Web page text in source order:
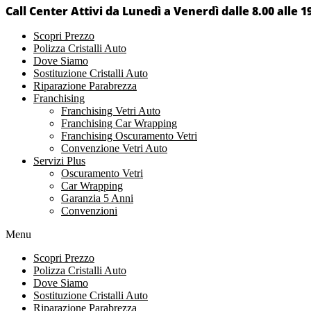
Call Center Attivi da Lunedì a Venerdì dalle 8.00 alle
Scopri Prezzo
Polizza Cristalli Auto
Dove Siamo
Sostituzione Cristalli Auto
Riparazione Parabrezza
Franchising
Franchising Vetri Auto
Franchising Car Wrapping
Franchising Oscuramento Vetri
Convenzione Vetri Auto
Servizi Plus
Oscuramento Vetri
Car Wrapping
Garanzia 5 Anni
Convenzioni
Menu
Scopri Prezzo
Polizza Cristalli Auto
Dove Siamo
Sostituzione Cristalli Auto
Riparazione Parabrezza